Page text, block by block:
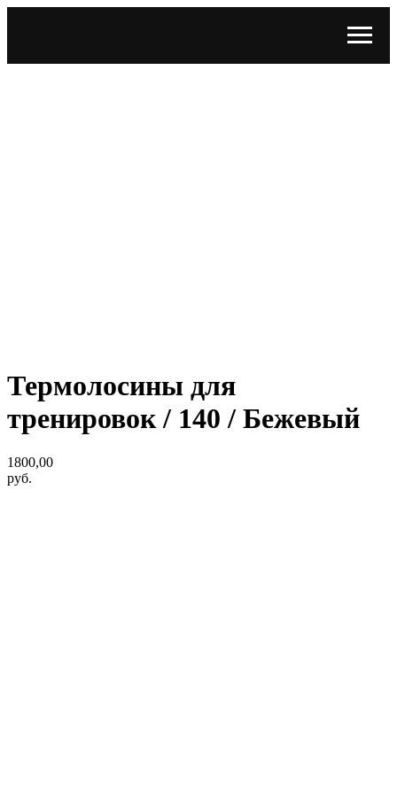
Термолосины для
тренировок / 140 / Бежевый
1800,00
руб.